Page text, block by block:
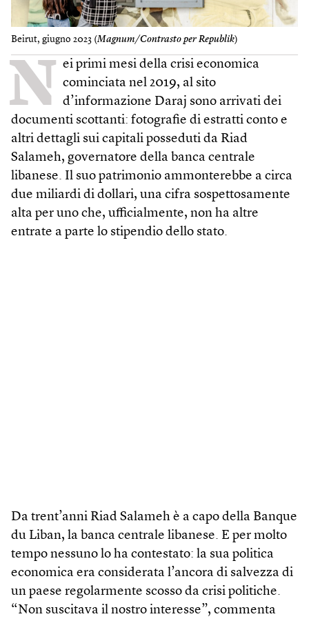
Beirut, giugno 2023 (Magnum/Contrasto per Republik)
N ei primi mesi della crisi economica
cominciata nel 2019, al sito
d’informazione Daraj sono arrivati dei
documenti scottanti: fotografie di estratti conto e
altri dettagli sui capitali posseduti da Riad
Salameh, governatore della banca centrale
libanese. Il suo patrimonio ammonterebbe a circa
due miliardi di dollari, una cifra sospettosamente
alta per uno che, ufficialmente, non ha altre
entrate a parte lo stipendio dello stato.
Da trent’anni Riad Salameh è a capo della Banque
du Liban, la banca centrale libanese. E per molto
tempo nessuno lo ha contestato: la sua politica
economica era considerata l’ancora di salvezza di
un paese regolarmente scosso da crisi politiche.
“Non suscitava il nostro interesse”, commenta